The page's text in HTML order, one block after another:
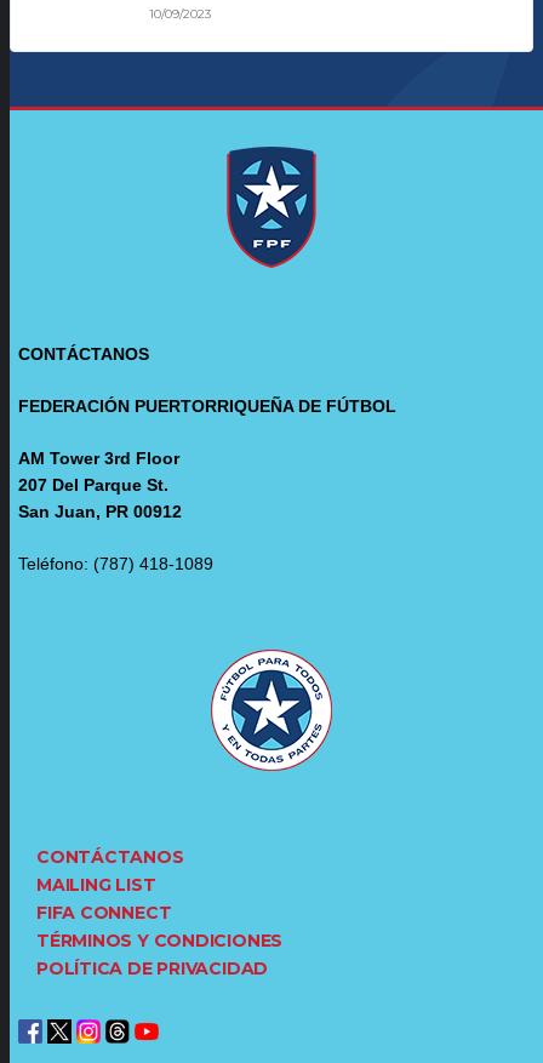
10/09/2023
CONTÁCTANOS
FEDERACIÓN PUERTORRIQUEÑA DE FÚTBOL
AM Tower 3rd Floor
207 Del Parque St.
San Juan, PR 00912
Teléfono: (787) 418-1089
CONTÁCTANOS
MAILING LIST
FIFA CONNECT
TÉRMINOS Y CONDICIONES
POLÍTICA DE PRIVACIDAD